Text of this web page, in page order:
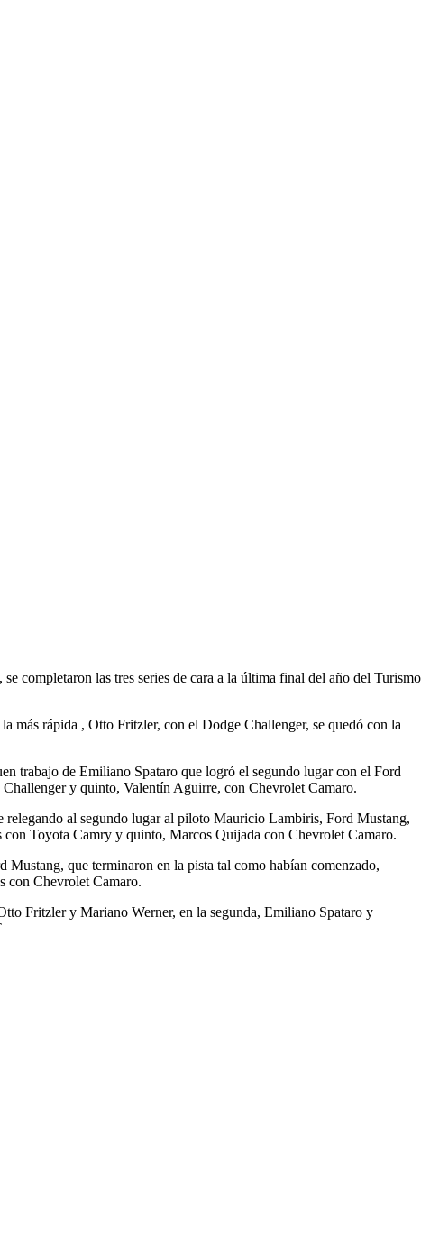
completaron las tres series de cara a la última final del año del Turismo
más rápida , Otto Fritzler, con el Dodge Challenger, se quedó con la
trabajo de Emiliano Spataro que logró el segundo lugar con el Ford
y quinto, Valentín Aguirre, con Chevrolet Camaro.
al segundo lugar al piloto Mauricio Lambiris, Ford Mustang,
Toyota Camry y quinto, Marcos Quijada con Chevrolet Camaro.
que terminaron en la pista tal como habían comenzado,
con Chevrolet Camaro.
Fritzler y Mariano Werner, en la segunda, Emiliano Spataro y